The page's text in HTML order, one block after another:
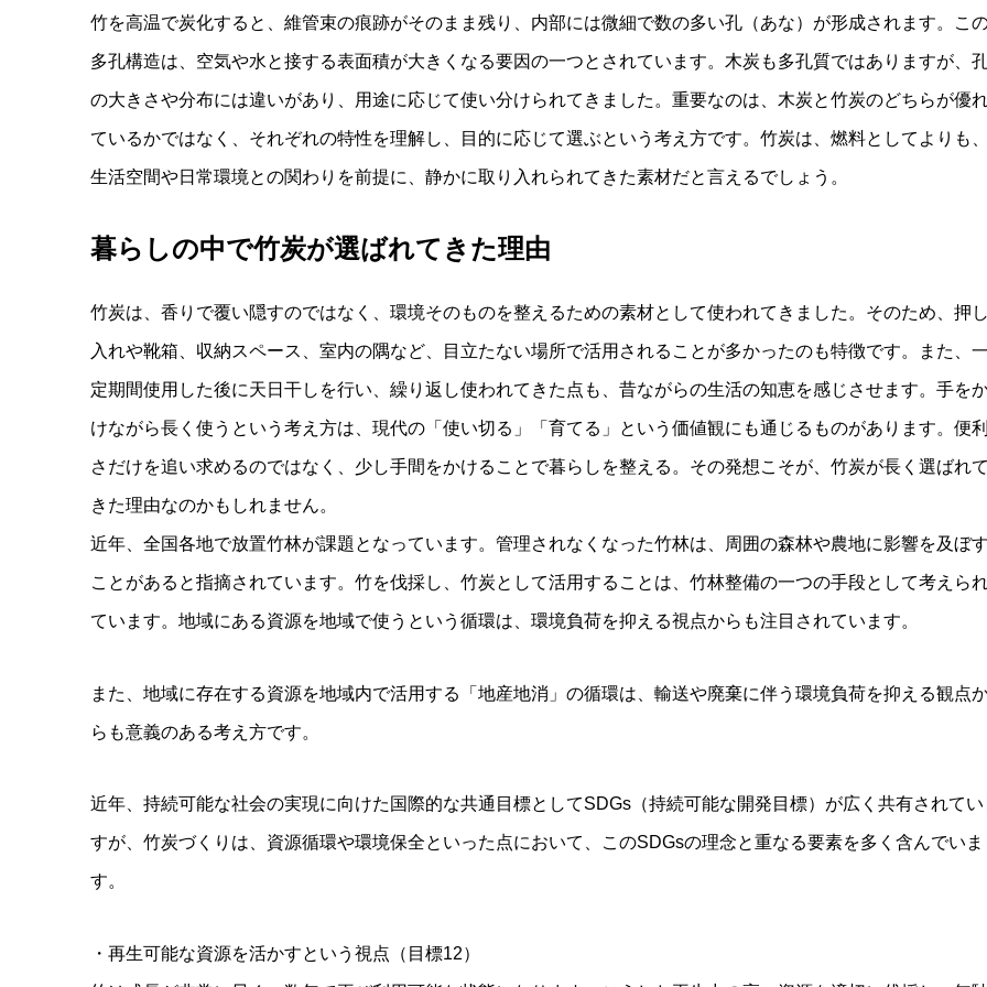
竹を高温で炭化すると、維管束の痕跡がそのまま残り、内部には微細で数の多い孔（あな）が形成されます。こ
多孔構造は、空気や水と接する表面積が大きくなる要因の一つとされています。木炭も多孔質ではありますが、
の大きさや分布には違いがあり、用途に応じて使い分けられてきました。重要なのは、木炭と竹炭のどちらが優
ているかではなく、それぞれの特性を理解し、目的に応じて選ぶという考え方です。竹炭は、燃料としてよりも、
生活空間や日常環境との関わりを前提に、静かに取り入れられてきた素材だと言えるでしょう。
暮らしの中で竹炭が選ばれてきた理由
竹炭は、香りで覆い隠すのではなく、環境そのものを整えるための素材として使われてきました。そのため、押し
入れや靴箱、収納スペース、室内の隅など、目立たない場所で活用されることが多かったのも特徴です。また、一
定期間使用した後に天日干しを行い、繰り返し使われてきた点も、昔ながらの生活の知恵を感じさせます。手を
けながら長く使うという考え方は、現代の「使い切る」「育てる」という価値観にも通じるものがあります。便利
さだけを追い求めるのではなく、少し手間をかけることで暮らしを整える。その発想こそが、竹炭が長く選ばれて
きた理由なのかもしれません。
近年、全国各地で放置竹林が課題となっています。管理されなくなった竹林は、周囲の森林や農地に影響を及ぼす
ことがあると指摘されています。竹を伐採し、竹炭として活用することは、竹林整備の一つの手段として考えら
ています。地域にある資源を地域で使うという循環は、環境負荷を抑える視点からも注目されています。
また、地域に存在する資源を地域内で活用する「地産地消」の循環は、輸送や廃棄に伴う環境負荷を抑える観点
らも意義のある考え方です。
近年、持続可能な社会の実現に向けた国際的な共通目標としてSDGs（持続可能な開発目標）が広く共有されてい
すが、竹炭づくりは、資源循環や環境保全といった点において、このSDGsの理念と重なる要素を多く含んでいま
す。
・再生可能な資源を活かすという視点（目標12）